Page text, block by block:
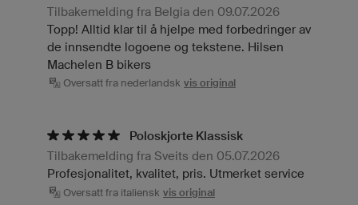
Tilbakemelding fra Belgia den 09.07.2026
Topp! Alltid klar til å hjelpe med forbedringer av
de innsendte logoene og tekstene. Hilsen
Machelen B bikers
Oversatt fra nederlandsk vis original
Poloskjorte Klassisk
Tilbakemelding fra Sveits den 05.07.2026
Profesjonalitet, kvalitet, pris. Utmerket service
Oversatt fra italiensk vis original